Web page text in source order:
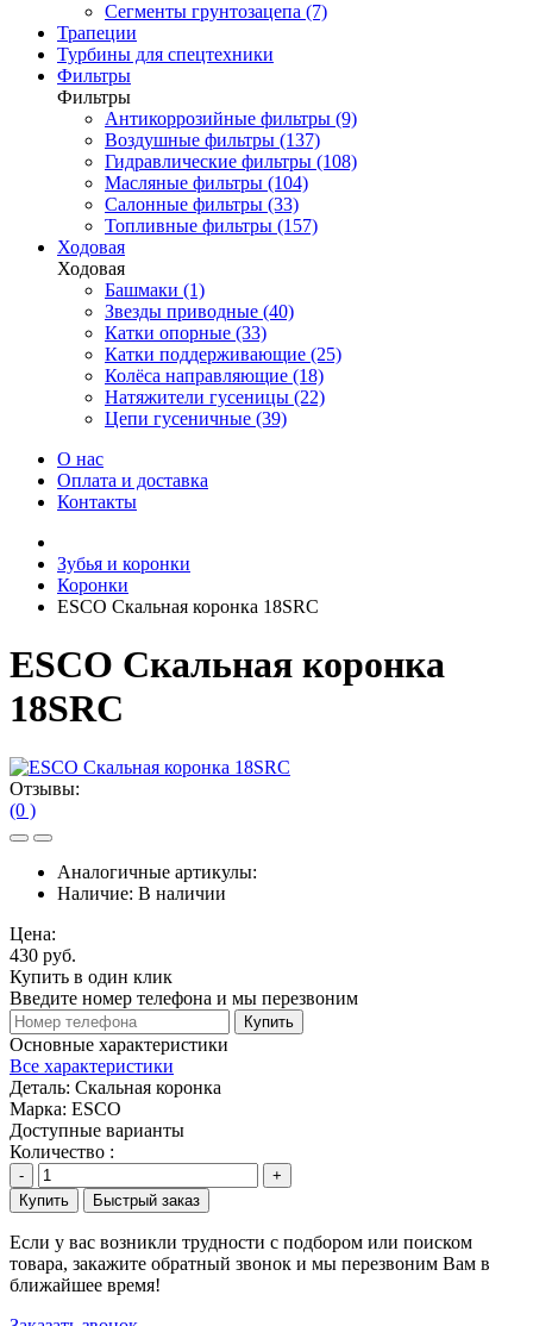
Сегменты грунтозацепа (7)
Трапеции
Турбины для спецтехники
Фильтры
Фильтры
Антикоррозийные фильтры (9)
Воздушные фильтры (137)
Гидравлические фильтры (108)
Масляные фильтры (104)
Салонные фильтры (33)
Топливные фильтры (157)
Ходовая
Ходовая
Башмаки (1)
Звезды приводные (40)
Катки опорные (33)
Катки поддерживающие (25)
Колёса направляющие (18)
Натяжители гусеницы (22)
Цепи гусеничные (39)
О нас
Оплата и доставка
Контакты
Зубья и коронки
Коронки
ESCO Скальная коронка 18SRC
ESCO Скальная коронка
18SRC
Отзывы:
(0 )
Аналогичные артикулы:
Наличие: В наличии
Цена:
430 руб.
Купить в один клик
Введите номер телефона и мы перезвоним
Купить
Основные характеристики
Все характеристики
Деталь: Скальная коронка
Марка: ESCO
Доступные варианты
Количество :
-
+
Купить
Быстрый заказ
Если у вас возникли трудности с подбором или поиском
товара, закажите обратный звонок и мы перезвоним Вам в
ближайшее время!